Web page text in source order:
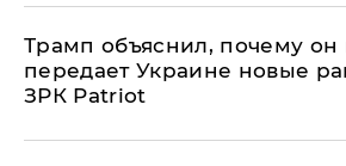
Трамп объяснил, почему он
передает Украине новые
ЗРК Patriot